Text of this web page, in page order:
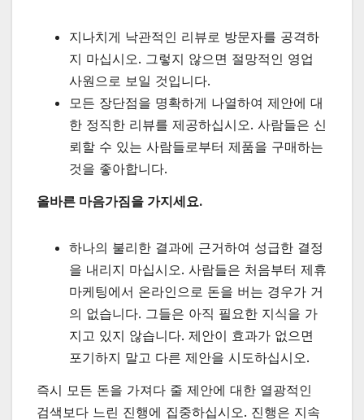
지나치게 낙관적인 리뷰로 방문자를 공격하
지 마십시오. 그렇지 않으면 절망적인 영업
사원으로 보일 것입니다.
모든 장단점을 명확하게 나열하여 제안에 대
한 정직한 리뷰를 제공하십시오. 사람들은 신
뢰할 수 있는 사람들로부터 제품을 구매하는
것을 좋아합니다.
올바른 마음가짐을 가지세요.
하나의 불리한 결과에 근거하여 성급한 결정
을 내리지 마십시오. 사람들은 처음부터 제휴
마케팅에서 온라인으로 돈을 버는 경우가 거
의 없습니다. 그들은 아직 필요한 지식을 가
지고 있지 않습니다. 제안이 효과가 없으면
포기하지 말고 다른 제안을 시도하십시오.
즉시 모든 돈을 가져다 줄 제안에 대한 열광적인
검색보다 느린 진행에 집중하십시오. 진행은 지속